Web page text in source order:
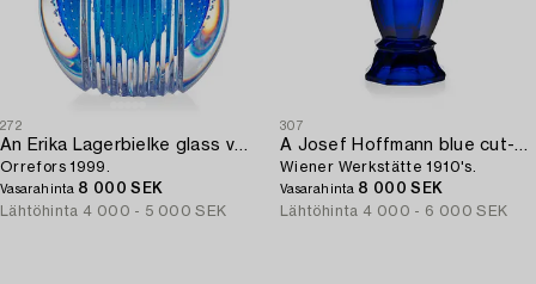
272
An Erika Lagerbielke glass vase,
Orrefors 1999.
Vasarahinta 8 000 SEK
Lähtöhinta 4 000 - 5 000 SEK
307
A Josef Hoffmann blue cut-glass vase,
Wiener Werkstätte 1910's.
Vasarahinta 8 000 SEK
Lähtöhinta 4 000 - 6 000 SEK